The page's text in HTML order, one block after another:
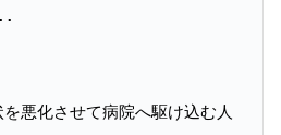
悪化させて病院へ駆け込む人